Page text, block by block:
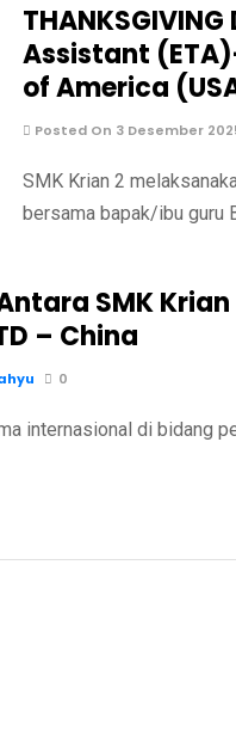
Assistant
of America
Posted On 3 Desember
SMK Krian 2
bersama bapak/ibu guru
SMK
– China
0
internasional di bidang